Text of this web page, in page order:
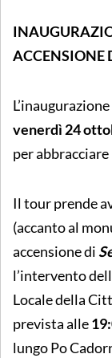
ACCENSIONE
venerdì 24
per
Il tour prende
(accanto al
accensione di
l’intervento
Locale della
prevista alle
lungo Po